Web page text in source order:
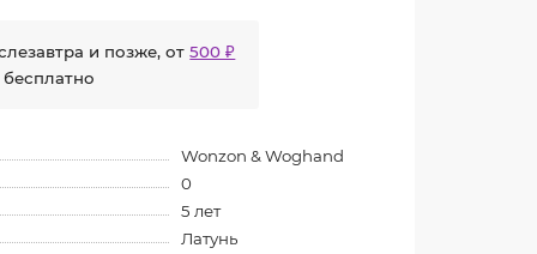
и позже, от500 ₽
Wonzon & Woghand
0
5 лет
Латунь